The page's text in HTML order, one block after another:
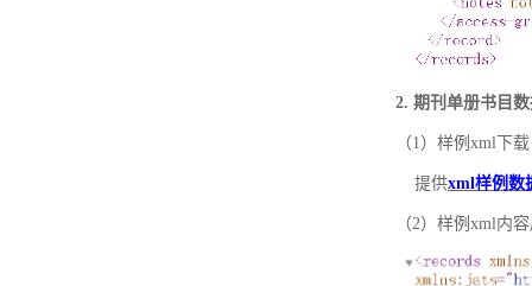
2. 期刊单册书目
（1）样例xml下载
提供xml样例数
（2）样例xml内